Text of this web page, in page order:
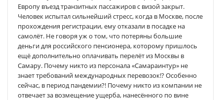
Европу въезд транзитных пассажиров с визой закрыт.
Человек испытал сильнейший стресс, когда в Москве, после
прохождения регистрации, ему отказали в посадке на
самолёт. Не говоря уж о том, что потеряны большие
деньги для российского пенсионера, которому пришлось
ещё дополнительно оплачивать перелёт из Москвы в
Самару. Почему никто из персонала «Самараинтур» не
знает требований международных перевозок!? Особенно
сейчас, в период пандемии?! Почему никто из компании не
отвечает за возмещение ущерба, нанесённого по вине